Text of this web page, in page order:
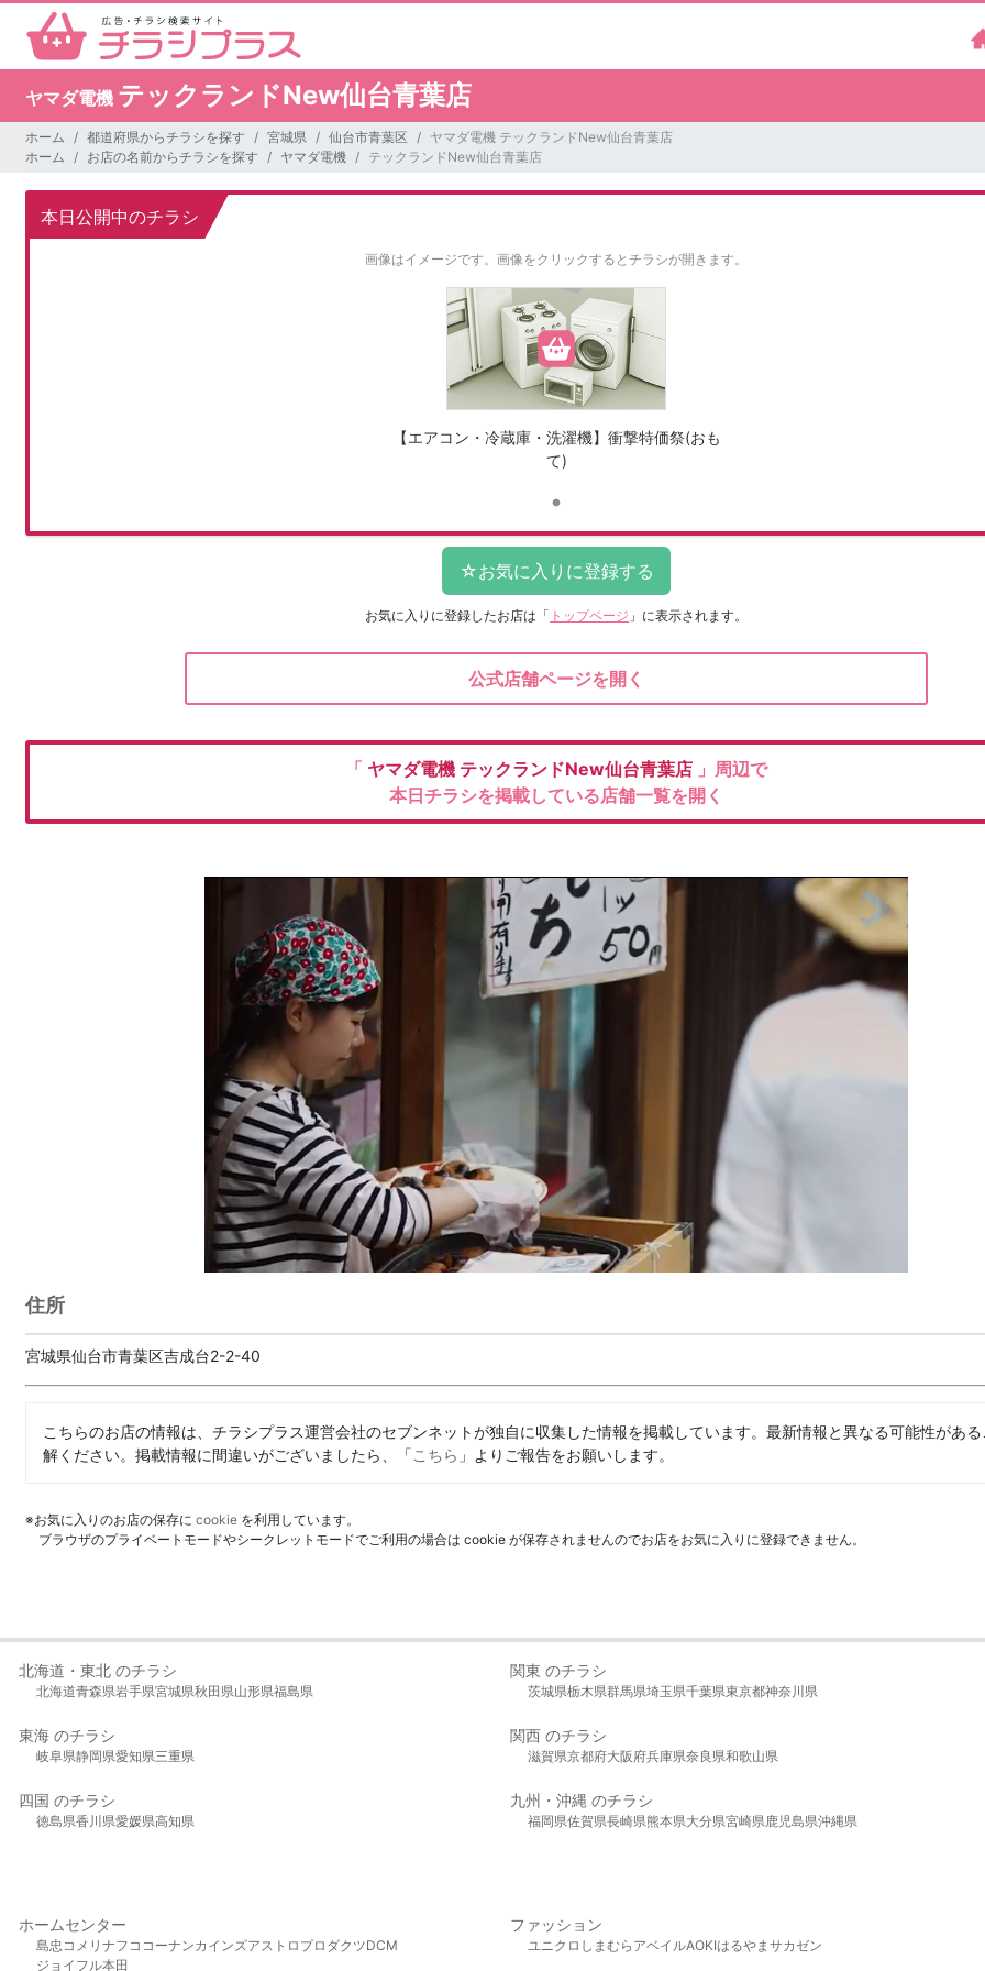
ヤマダ電機 テックランドNew仙台青葉店
ホーム 都道府県からチラシを探す 宮城県 仙台市青葉区
ヤマダ電機 テックランドNew仙台青葉店
ホーム
お店の名前からチラシを探す ヤマダ電機 テックランドNew仙台青葉店
本日公開中のチラシ
画像はイメージです。 画像をクリックするとチラシが開きます。
【エアコン・冷蔵庫・洗濯機】衝撃特価祭(おも
て)
お気に入りに登録したお店は 「 トップページ 」に表示されます。
公式店舗ページを開く
「 ヤマダ電機 テックランドNew仙台青葉店 」周辺で
本日チラシを掲載している店舗一覧を開く
住所
宮城県仙台市青葉区吉成台2-2-40
こちらのお店の情報は、チラシプラス運営会社のセブンネットが独自に収集した情報を掲載しています。最新情報と異なる可能性があ
解ください。掲載情報に間違いがございましたら、「こちら 」よりご報告をお願いします。
※お気に入りのお店の保存に cookie を利用しています。
ブラウザのプライベートモードやシークレットモードでご利用の場合は cookie が保存されませんのでお店をお気に入りに登録できません。
北海道・東北 のチラシ
北海道青森県岩手県宮城県秋田県山形県福島県
関東 のチラシ
茨城県栃木県群馬県埼玉県千葉県東京都神奈川県
東海 のチラシ
岐阜県静岡県愛知県三重県
関西 のチラシ
滋賀県京都府大阪府兵庫県奈良県和歌山県
四国 のチラシ
徳島県香川県愛媛県高知県
九州・沖縄 のチラシ
福岡県佐賀県長崎県熊本県大分県宮崎県鹿児島県沖縄県
ホームセンター
島忠 コメリ ナフコ コーナンカインズアストロプロダクツDCM
ジョイフル本田
ファッション
ユニクロ しまむら アベイルAOKIはるやま サカゼン